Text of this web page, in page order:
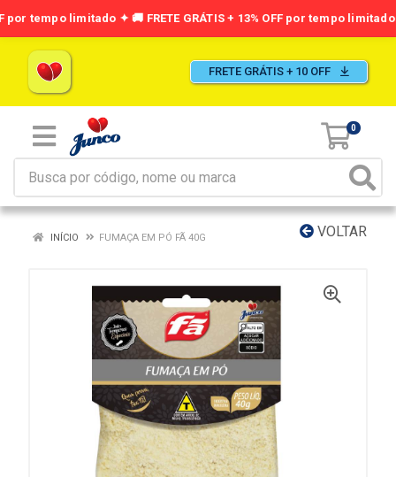
FRETE GRÁTIS + 10 OFF
0
VOLTAR
INÍCIO FUMAÇA EM PÓ FÃ 40G